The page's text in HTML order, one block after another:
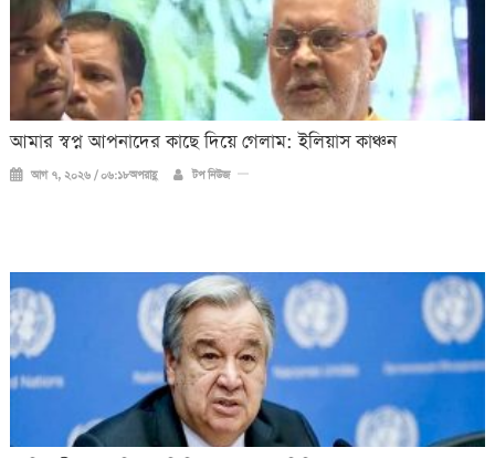
আমার স্বপ্ন আপনাদের কাছে দিয়ে গেলাম: ইলিয়াস কাঞ্চন
আগ ৭, ২০২৬ / ০৬:১৮অপরাহ্ণ টপ নিউজ